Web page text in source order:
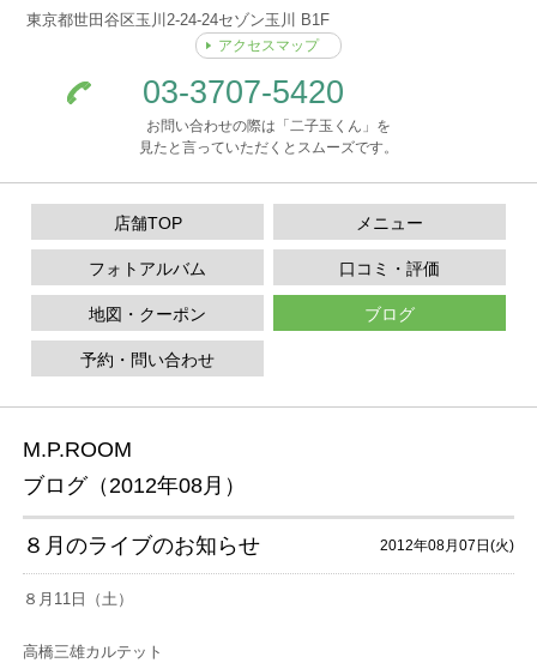
東京都世田谷区玉川2-24-24セゾン玉川 B1F
アクセスマップ
03-3707-5420
お問い合わせの際は「二子玉くん」を
見たと言っていただくとスムーズです。
店舗TOP メニュー
フォトアルバム 口コミ・評価
地図・クーポン ブログ
予約・問い合わせ
M.P.ROOM
ブログ（2012年08月）
８月のライブのお知らせ 2012年08月07日(火)
８月11日（土）
高橋三雄カルテット